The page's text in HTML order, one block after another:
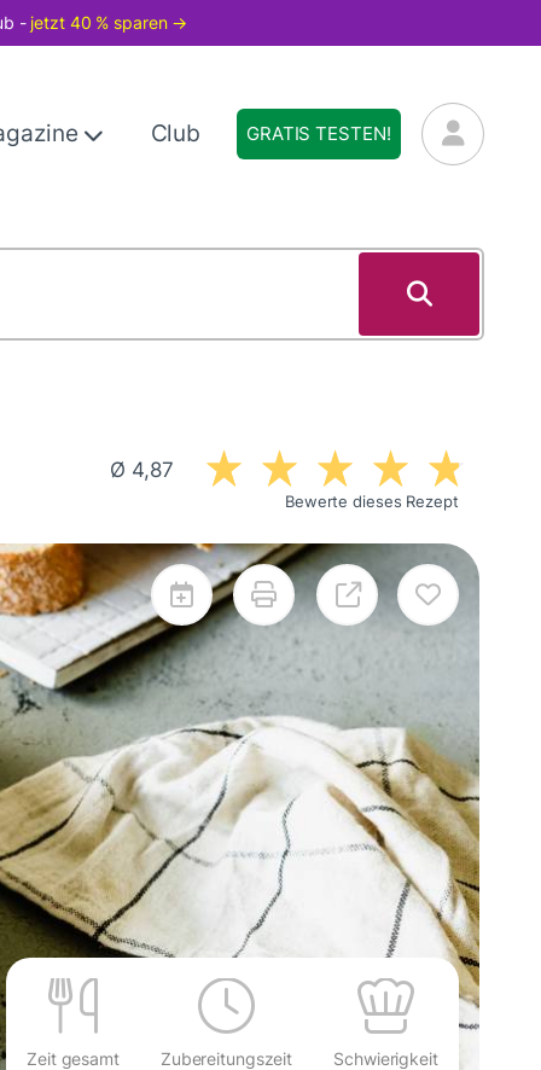
- jetzt 40 % sparen →
Club GRATIS TESTEN!
Ø 4,87
Bewerte dieses Rezept
Zeit gesamt Zubereitungszeit Schwierigkeit